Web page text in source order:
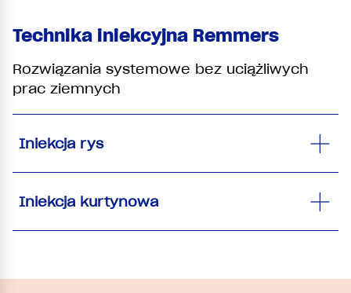
Technika iniekcyjna Remmers
Rozwiązania systemowe bez uciążliwych
prac ziemnych
Iniekcja rys
Iniekcja kurtynowa